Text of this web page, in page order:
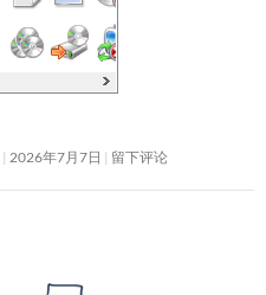
2026年7月7日 留下评论